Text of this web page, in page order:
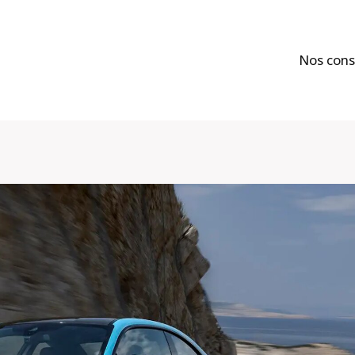
Nos